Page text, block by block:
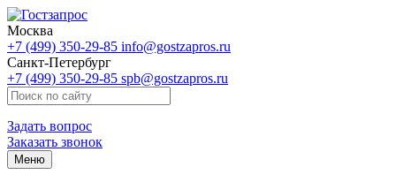
Москва
+7 (499) 350-29-85 info@gostzapros.ru
Санкт-Петербург
+7 (499) 350-29-85 spb@gostzapros.ru
Задать вопрос
Заказать звонок
Меню